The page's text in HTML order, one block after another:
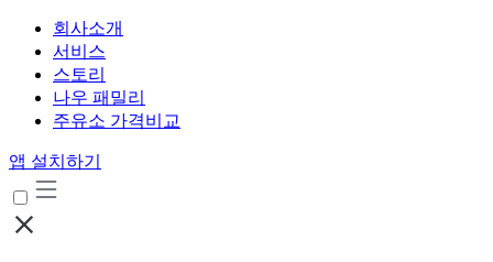
회사소개
서비스
스토리
나우 패밀리
주유소 가격비교
앱 설치하기